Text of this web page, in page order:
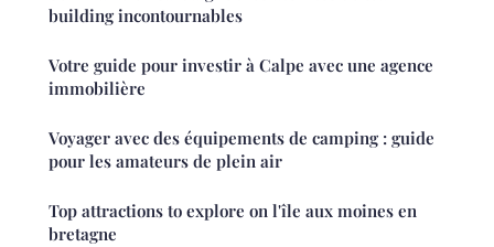
building incontournables
Votre guide pour investir à Calpe avec une agence
immobilière
Voyager avec des équipements de camping : guide
pour les amateurs de plein air
Top attractions to explore on l'île aux moines en
bretagne